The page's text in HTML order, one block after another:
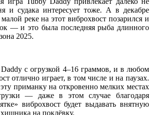
и судака интересует тоже. А в декабре
реке на этот виброхвост позарился и
— и это была последняя рыба длинного
2025.
с огрузкой 4–16 граммов, и в любом
отлично играет, в том числе и на паузах.
приманку на откровенно мелких местах
— даже в этом случае благодаря
виброхвост будет выдавать внятную
на поклёвку.